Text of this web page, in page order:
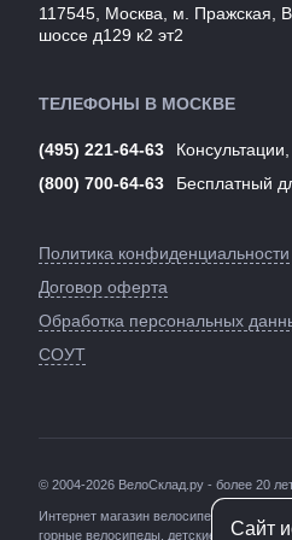
117545, Москва, м. Пражская,
шоссе д129 к2 эт2
ТЕЛЕФОНЫ В МОСКВЕ
(495) 221-64-63
(800) 700-64-63
Бесплатный
Политика конфиденциальности
Договор оферта
Обработка персональных
СОУТ
© 2004-2026 ВелоСклад.ру - более 20
Интернет магазин велосипедов в Москве
горные велосипеды
детские Сайт